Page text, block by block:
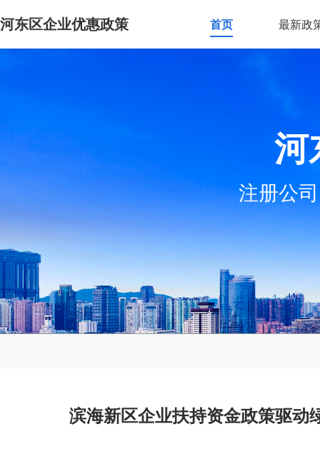
河东区企业优惠政策 首页 最新政
河
注册公
滨海新区企业扶持资金政策驱动